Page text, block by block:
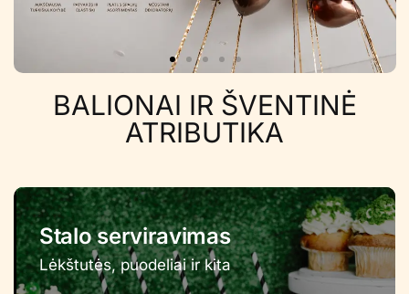
ŽVAKUTĖS GIMTADIENIO
TORTUI
Apsipirkti dabar
BALIONAI IR ŠVENTINĖ
ATRIBUTIKA
Stalo serviravimas
Lėkštutės, puodeliai ir kita